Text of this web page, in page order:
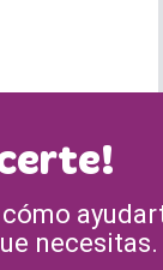
necesitas.